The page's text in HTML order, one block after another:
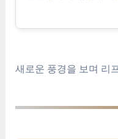
새로운 풍경을 보며 리